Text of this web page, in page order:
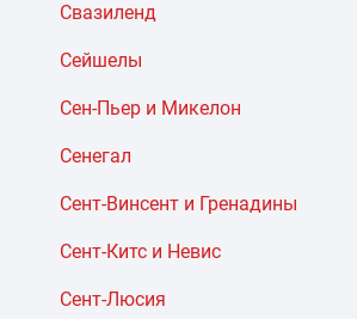
Свазиленд
Сейшелы
Сен-Пьер и Микелон
Сенегал
Сент-Винсент и Гренадины
Сент-Китс и Невис
Сент-Люсия